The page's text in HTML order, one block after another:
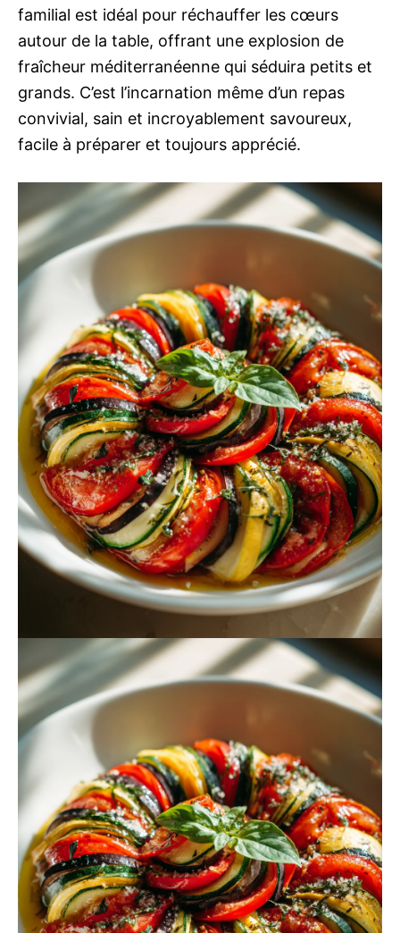
familial est idéal pour réchauffer les cœurs
autour de la table, offrant une explosion de
fraîcheur méditerranéenne qui séduira petits et
grands. C’est l’incarnation même d’un repas
convivial, sain et incroyablement savoureux,
facile à préparer et toujours apprécié.